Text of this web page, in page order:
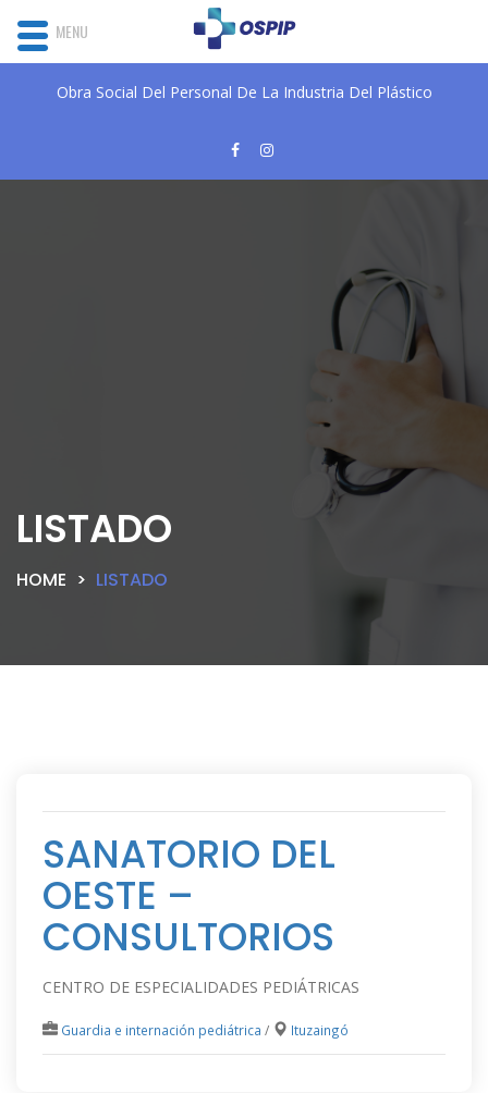
Obra Social Del Personal De La Industria Del Plástico
LISTADO
HOME LISTADO
SANATORIO DEL
OESTE –
CONSULTORIOS
CENTRO DE ESPECIALIDADES PEDIÁTRICAS
Guardia e internación pediátrica / Ituzaingó
MENU